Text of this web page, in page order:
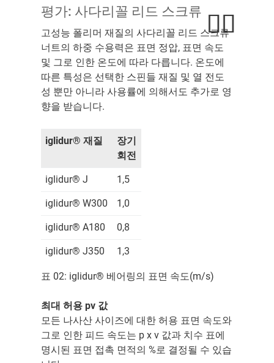
평가: 사다리꼴 리드 스크류
고성능 폴리머 재질의 사다리꼴 리드 스크류
너트의 하중 수용력은 표면 정압, 표면 속도
및 그로 인한 온도에 따라 다릅니다. 온도에
따른 특성은 선택한 스핀들 재질 및 열 전도
성 뿐만 아니라 사용률에 의해서도 추가로 영
향을 받습니다.
iglidur® 재질
장기
회전
iglidur® J 1,5
iglidur® W300 1,0
iglidur® A180 0,8
iglidur® J350 1,3
표 02: iglidur® 베어링의 표면 속도(m/s)
최대 허용 pv 값
모든 나사산 사이즈에 대한 허용 표면 속도와
그로 인한 피드 속도는 p x v 값과 치수 표에
명시된 표면 접촉 면적의 %로 결정될 수 있습